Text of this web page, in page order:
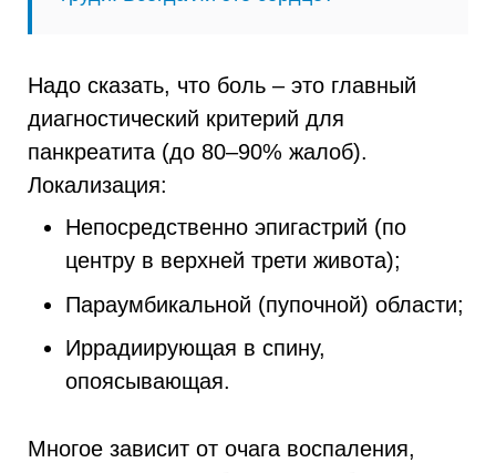
Надо сказать, что боль – это главный
диагностический критерий для
панкреатита (до 80–90% жалоб).
Локализация:
Непосредственно эпигастрий (по
центру в верхней трети живота);
Параумбикальной (пупочной) области;
Иррадиирующая в спину,
опоясывающая.
Многое зависит от очага воспаления,